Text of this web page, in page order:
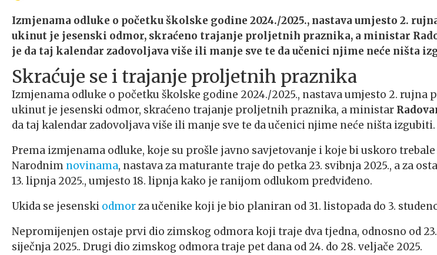
Izmjenama odluke o početku školske godine 2024./2025., nastava umjesto 2.
ukinut je jesenski odmor, skraćeno trajanje proljetnih praznika, a ministar
je da taj kalendar zadovoljava više ili manje sve te da učenici njime neće ništa
Skraćuje se i trajanje proljetnih praznika
Izmjenama odluke o početku školske godine 2024./2025., nastava umjesto 2. rujna
ukinut je jesenski odmor, skraćeno trajanje proljetnih praznika, a ministar
da taj kalendar zadovoljava više ili manje sve te da učenici njime neće ništa izgubiti.
Prema izmjenama odluke, koje su prošle javno savjetovanje i koje bi uskoro
Narodnim novinama, nastava za maturante traje do petka 23. svibnja 2025., a za
13. lipnja 2025., umjesto 18. lipnja kako je ranijom odlukom predviđeno.
Ukida se jesenski odmorza učenike koji je bio planiran od 31. listopada do 3.
Nepromijenjen ostaje prvi dio zimskog odmora koji traje dva tjedna, odnosno od
siječnja 2025.. Drugi dio zimskog odmora traje pet dana od 24. do 28. veljače 2025.